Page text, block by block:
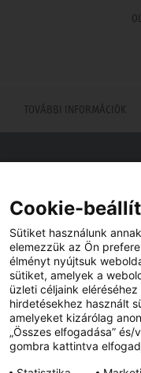
TOVÁBBI INFORMÁCIÓK
Viszonteladót keres az Ön
Cookie-
Sütiket használunk
elemezzük az Ön
élményt nyújtsuk
sütiket, amelyek a
üzleti céljaink
hirdetésekhez használt
amelyeket kizárólag
„Összes elfogadása”
gombra kattintva